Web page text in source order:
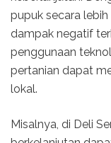
pupuk secara
dampak negatif
penggunaan
pertanian dapat
lokal.
Misalnya, di Deli